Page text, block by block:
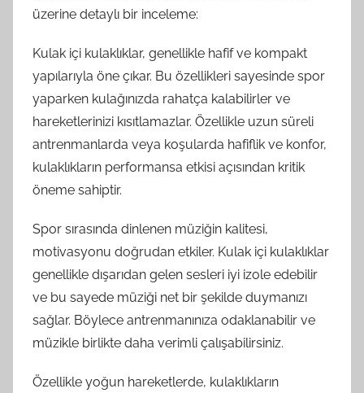
üzerine detaylı bir inceleme:
Kulak içi kulaklıklar, genellikle hafif ve kompakt
yapılarıyla öne çıkar. Bu özellikleri sayesinde spor
yaparken kulağınızda rahatça kalabilirler ve
hareketlerinizi kısıtlamazlar. Özellikle uzun süreli
antrenmanlarda veya koşularda hafiflik ve konfor,
kulaklıkların performansa etkisi açısından kritik
öneme sahiptir.
Spor sırasında dinlenen müziğin kalitesi,
motivasyonu doğrudan etkiler. Kulak içi kulaklıklar
genellikle dışarıdan gelen sesleri iyi izole edebilir
ve bu sayede müziği net bir şekilde duymanızı
sağlar. Böylece antrenmanınıza odaklanabilir ve
müzikle birlikte daha verimli çalışabilirsiniz.
Özellikle yoğun hareketlerde, kulaklıkların